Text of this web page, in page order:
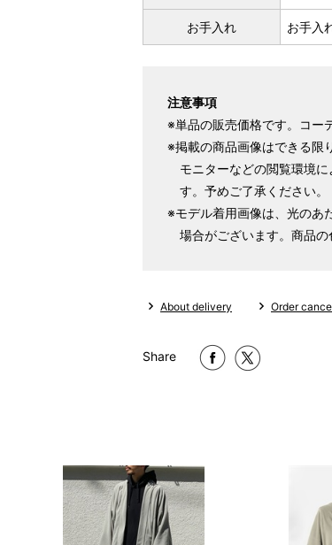
サイズ 身長目安
S 155～165cm
165～175cm
で鯨尺と言います。
単位：１尺＝約38cm １寸＝
お手入れ お手入
注意事項
※単品の販売価格です。コー
※掲載の商品画像はできる限
モニターなどの閲覧環境
す。予めご了承ください。
※モデル着用画像は、光のあ
場合がございます。商品の
About delivery Order
Share